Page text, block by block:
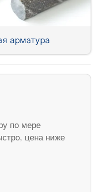
арматура
по мере
цена ниже